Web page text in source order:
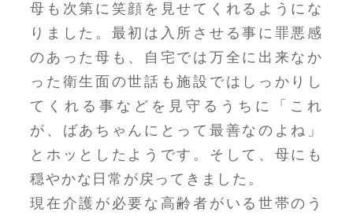
母も次第に笑顔を見せてくれるようにな
りました。最初は入所させる事に罪悪感
のあった母も、自宅では万全に出来なか
った衛生面の世話も施設ではしっかりし
てくれる事などを見守るうちに「これ
が、ばあちゃんにとって最善なのよね」
とホッとしたようです。そして、母にも
穏やかな日常が戻ってきました。
現在介護が必要な高齢者がいる世帯のう